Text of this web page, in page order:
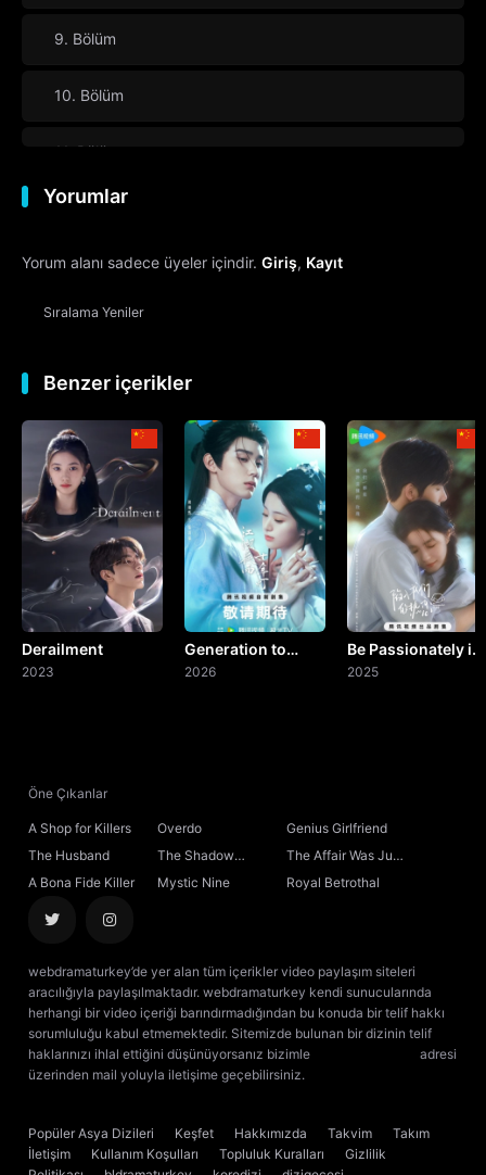
9. Bölüm
10. Bölüm
11. Bölüm
12. Bölüm
13. Bölüm Final
Yorumlar
Yorum alanı sadece üyeler içindir. Giriş, Kayıt
Sıralama Yeniler
Benzer içerikler
Derailment
2023
Generation to
Generation
2026
Be Passionately in
Love
2025
Öne Çıkanlar
A Shop for Killers Overdo
Genius Girlfriend
The Husband
The Shadow
Sovereign
The Affair Was Just
the Beginning
A Bona Fide Killer Mystic Nine Royal Betrothal
webdramaturkey’de yer alan tüm içerikler video paylaşım siteleri
aracılığıyla paylaşılmaktadır. webdramaturkey kendi sunucularında
herhangi bir video içeriği barındırmadığından bu konuda bir telif hakkı
sorumluluğu kabul etmemektedir. Sitemizde bulunan bir dizinin telif
haklarınızı ihlal ettiğini düşünüyorsanız bizimle
adresi
üzerinden mail yoluyla iletişime geçebilirsiniz.
Popüler Asya Dizileri Keşfet Hakkımızda Takvim
Takım
İletişim
Kullanım Koşulları Topluluk Kuralları
Gizlilik